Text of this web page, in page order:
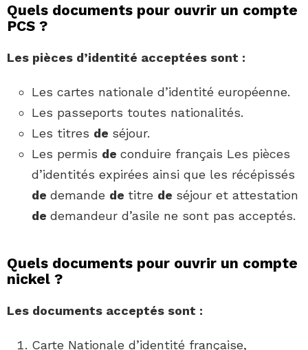
Quels documents pour ouvrir un compte
PCS ?
Les pièces d’identité acceptées sont :
Les cartes nationale d’identité européenne.
Les passeports toutes nationalités.
Les titres de séjour.
Les permis de conduire français Les pièces
d’identités expirées ainsi que les récépissés
de demande de titre de séjour et attestation
de demandeur d’asile ne sont pas acceptés.
Quels documents pour ouvrir un compte
nickel ?
Les documents acceptés sont :
Carte Nationale d’identité française,